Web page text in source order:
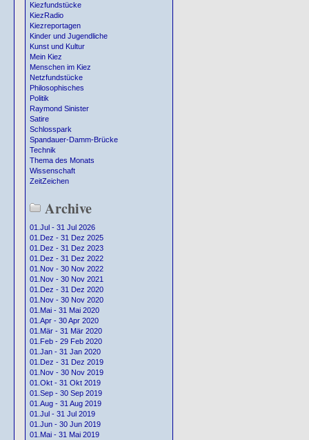
Kiezfundstücke
KiezRadio
Kiezreportagen
Kinder und Jugendliche
Kunst und Kultur
Mein Kiez
Menschen im Kiez
Netzfundstücke
Philosophisches
Politik
Raymond Sinister
Satire
Schlosspark
Spandauer-Damm-Brücke
Technik
Thema des Monats
Wissenschaft
ZeitZeichen
Archive
01.Jul - 31 Jul 2026
01.Dez - 31 Dez 2025
01.Dez - 31 Dez 2023
01.Dez - 31 Dez 2022
01.Nov - 30 Nov 2022
01.Nov - 30 Nov 2021
01.Dez - 31 Dez 2020
01.Nov - 30 Nov 2020
01.Mai - 31 Mai 2020
01.Apr - 30 Apr 2020
01.Mär - 31 Mär 2020
01.Feb - 29 Feb 2020
01.Jan - 31 Jan 2020
01.Dez - 31 Dez 2019
01.Nov - 30 Nov 2019
01.Okt - 31 Okt 2019
01.Sep - 30 Sep 2019
01.Aug - 31 Aug 2019
01.Jul - 31 Jul 2019
01.Jun - 30 Jun 2019
01.Mai - 31 Mai 2019